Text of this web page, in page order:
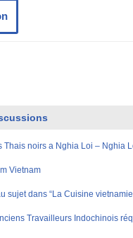
Thais noirs a Nghia Loi – Nghia
Vietnam
sujet dans “La Cuisine
Travailleurs Indochinois